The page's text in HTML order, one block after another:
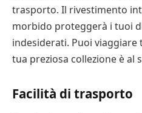
trasporto. Il rivestimento
morbido proteggerà i tuoi
indesiderati. Puoi
tua preziosa collezione è al
Facilità di trasporto